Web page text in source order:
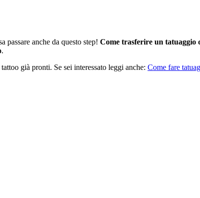
passare anche da questo step! Come trasferire un tatuaggio
.
già pronti. Se sei interessato leggi anche: Come fare